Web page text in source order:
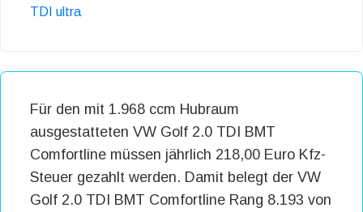
TDI ultra
Für den mit 1.968 ccm Hubraum
ausgestatteten VW Golf 2.0 TDI BMT
Comfortline müssen jährlich 218,00 Euro Kfz-
Steuer gezahlt werden. Damit belegt der VW
Golf 2.0 TDI BMT Comfortline Rang 8.193 von